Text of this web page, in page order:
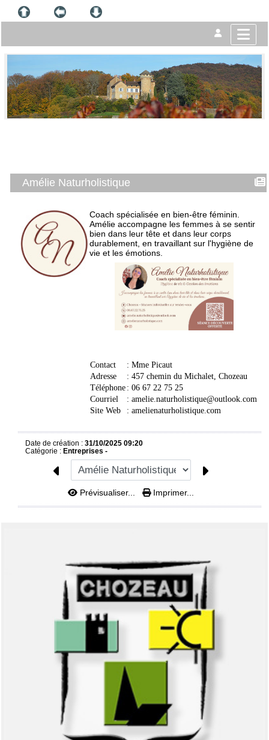
Amélie Naturholistique
Coach spécialisée en bien-être féminin.
Amélie accompagne les femmes à se sentir
bien dans leur tête et dans leur corps
durablement, en travaillant sur l'hygiène de
vie et les émotions.
Contact
: Mme Picaut
Adresse
: 457 chemin du Michalet, Chozeau
Téléphone : 06 67 22 75 25
Courriel
: amelie.naturholistique@outlook.com
Site Web
: amelienaturholistique.com
Date de création : 31/10/2025 09:20
Catégorie : Entreprises -
Prévisualiser... Imprimer...